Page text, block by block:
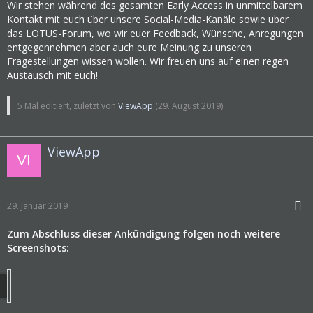
Wir stehen während des gesamten Early Access in unmittelbarem
Kontakt mit euch über unsere Social-Media-Kanäle sowie über
das LOTUS-Forum, wo wir euer Feedback, Wünsche, Anregungen
entgegennehmen aber auch eure Meinung zu unseren
Fragestellungen wissen wollen. Wir freuen uns auf einen regen
Austausch mit euch!
5 Mal editiert, zuletzt von ViewApp (29. August 2019)
ViewApp
29. Januar 2019
Zum Abschluss dieser Ankündigung folgen noch weitere
Screenshots: